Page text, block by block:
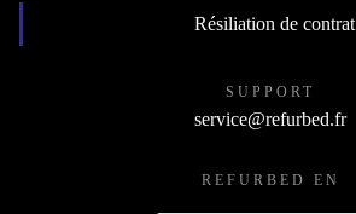
Résiliation de contrat
SUPPORT
service@refurbed.fr
REFURBED EN